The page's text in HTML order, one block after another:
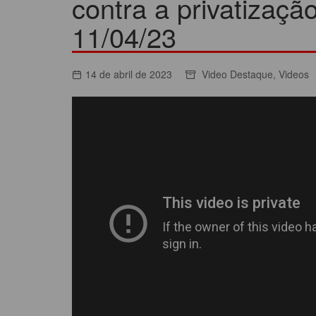
ACORDOS COLETIVOS
11/04/23
14 de abril de 2023 Video Destaque, Videos